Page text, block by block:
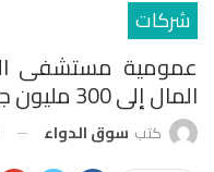
شركات
عمومية مستشفى
المال إلى 300 مليون جنيه
كتب سوق الدواء